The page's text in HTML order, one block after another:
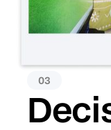
03